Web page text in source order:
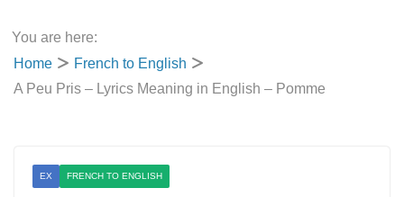
You are here:
Home
French to English
A Peu Pris – Lyrics Meaning in English – Pomme
EX FRENCH TO ENGLISH